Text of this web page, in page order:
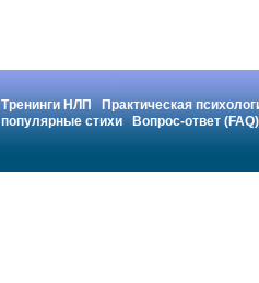
Тренинги НЛП
Практическая
популярные стихи
Вопрос-ответ (FAQ)